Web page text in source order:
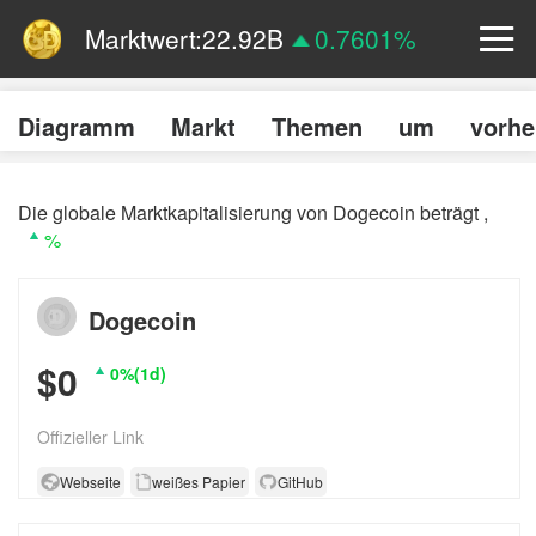
Umsatz (24h):1.55B
0%
Dominanz:0.7601%
0.7601%
Preis:
0.15090 2.9605%
Diagramm Markt Themen um
Die globale Marktkapitalisierung von Dogecoin beträgt ,
%
Dogecoin
$0 0%(1d)
Offizieller Link
Webseite weißes Papier GitHub